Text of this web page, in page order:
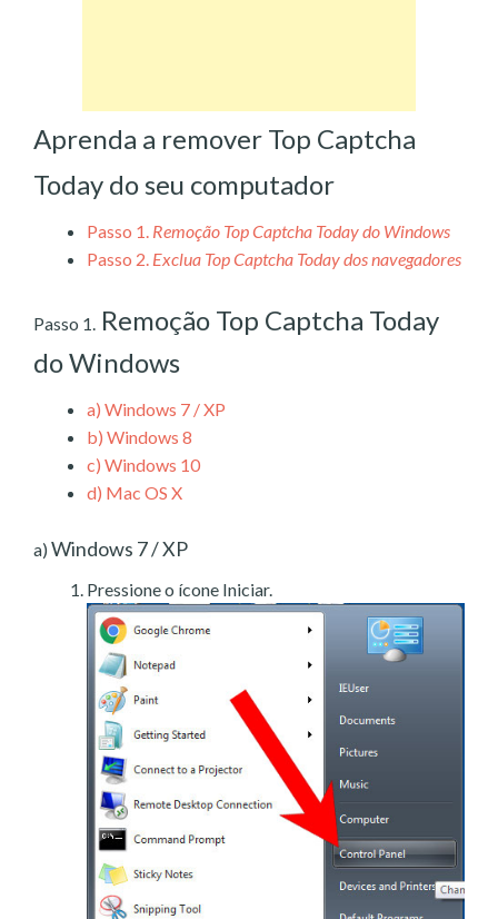
Aprenda a remover Top Captcha
Today do seu computador
Passo 1. Remoção Top Captcha Today do Windows
Passo 2. Exclua Top Captcha Today dos navegadores
Passo 1. Remoção Top Captcha Today
do Windows
a) Windows 7 / XP
b) Windows 8
c) Windows 10
d) Mac OS X
a) Windows 7 / XP
Pressione o ícone Iniciar.